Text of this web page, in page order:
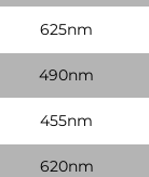
625nm
490nm
455nm
620nm